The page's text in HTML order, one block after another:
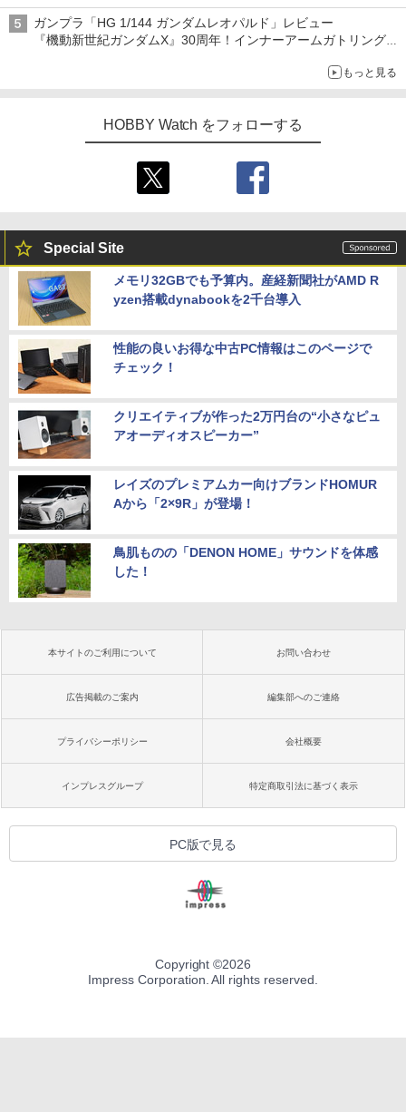
メガネ姿も表現できるオプションパーツが付属
ガンプラ「HG 1/144 ガンダムレオパルド」レビュー
『機動新世紀ガンダムX』30周年！インナーアームガトリングの
もっと見る
HOBBY Watch をフォローする
Special Site
メモリ32GBでも予算内。産経新聞社がAMD R
yzen搭載dynabookを2千台導入
性能の良いお得な中古PC情報はこのページで
チェック！
クリエイティブが作った2万円台の“小さなピュ
アオーディオスピーカー”
レイズのプレミアムカー向けブランドHOMUR
Aから「2×9R」が登場！
鳥肌ものの「DENON HOME」サウンドを体感
した！
本サイトのご利用について お問い合わせ
広告掲載のご案内 編集部へのご連絡
プライバシーポリシー 会社概要
インプレスグループ 特定商取引法に基づく表示
PC版で見る
Copyright ©2026
Impress Corporation. All rights reserved.